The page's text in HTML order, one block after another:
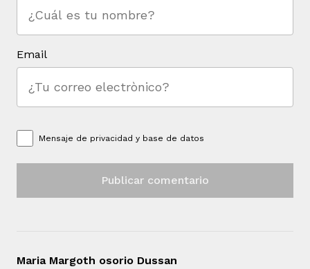
Email
Mensaje de privacidad y base de datos
Maria Margoth osorio Dussan